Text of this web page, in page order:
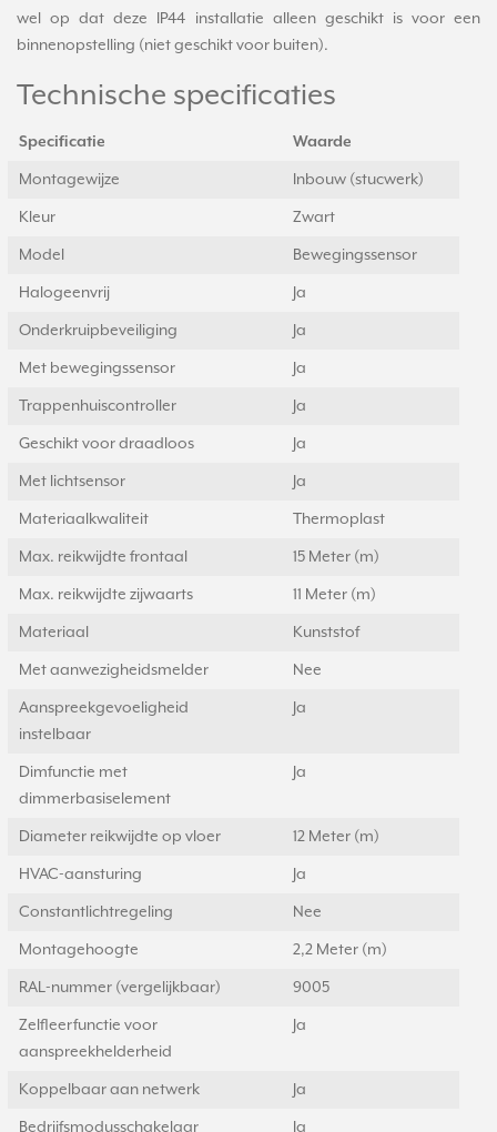
wel op dat deze IP44 installatie alleen geschikt is voor een
binnenopstelling (niet geschikt voor buiten).
Technische specificaties
Specificatie Waarde
Montagewijze Inbouw (stucwerk)
Kleur Zwart
Model Bewegingssensor
Halogeenvrij Ja
Onderkruipbeveiliging Ja
Met bewegingssensor Ja
Trappenhuiscontroller Ja
Geschikt voor draadloos Ja
Met lichtsensor Ja
Materiaalkwaliteit Thermoplast
Max. reikwijdte frontaal 15 Meter (m)
Max. reikwijdte zijwaarts 11 Meter (m)
Materiaal Kunststof
Met aanwezigheidsmelder Nee
Aanspreekgevoeligheid
instelbaar
Ja
Dimfunctie met
dimmerbasiselement
Ja
Diameter reikwijdte op vloer 12 Meter (m)
HVAC-aansturing Ja
Constantlichtregeling Nee
Montagehoogte 2,2 Meter (m)
RAL-nummer (vergelijkbaar) 9005
Zelfleerfunctie voor
aanspreekhelderheid
Ja
Koppelbaar aan netwerk Ja
Bedrijfsmodusschakelaar Ja